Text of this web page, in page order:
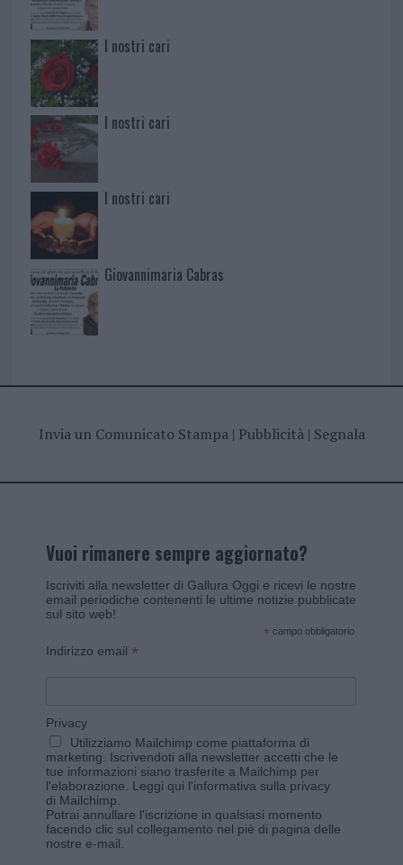
I nostri cari
I nostri cari
I nostri cari
Giovannimaria Cabras
Invia un Comunicato Stampa| Pubblicità| Segnala
Vuoi rimanere sempre aggiornato?
Iscriviti alla newsletter di Gallura Oggi e ricevi le nostre
email periodiche contenenti le ultime notizie pubblicate
sul sito web!
* campo obbligatorio
Indirizzo email *
Privacy
Utilizziamo Mailchimp come piattaforma di
marketing. Iscrivendoti alla newsletter accetti che le
tue informazioni siano trasferite a Mailchimp per
l'elaborazione. Leggi qui l'informativa sulla privacy
di Mailchimp
Potrai annullare l'iscrizione in qualsiasi momento
facendo clic sul collegamento nel piè di pagina delle
nostre e-mail.